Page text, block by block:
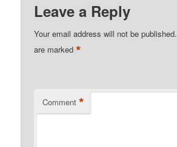
Leave a Reply
Your email address will not be published.
are marked*
Comment *